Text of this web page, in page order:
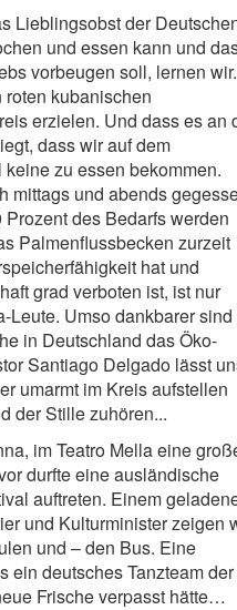
Lieblingsobst der
und essen kann und
vorbeugen soll, lernen wir.
kubanischen
erzielen. Und dass es an
dass wir auf dem
zu essen bekommen.
mittags und abends
des Bedarfs werden
Palmenflussbecken zurzeit
hat und
grad verboten ist, ist nur
Leute. Umso dankbarer sind
in Deutschland das Öko-
Santiago Delgado lässt
umarmt im Kreis aufstellen
der Stille zuhören...
im Teatro Mella eine
durfte eine ausländische
auftreten. Einem
und Kulturminister zeigen
und – den Bus. Eine
ein deutsches Tanzteam der
Frische verpasst hätte…